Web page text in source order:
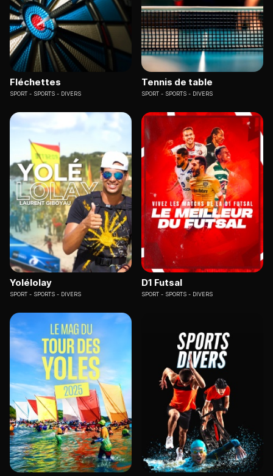
Fléchettes
SPORT SPORTS - DIVERS
Tennis de table
SPORT SPORTS - DIVERS
Yolélolay
SPORT SPORTS - DIVERS
D1 Futsal
SPORT SPORTS - DIVERS